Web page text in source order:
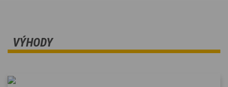
VÝHODY